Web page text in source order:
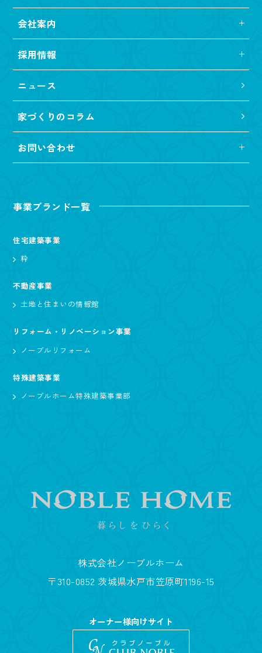
会社案内
採用情報
ニュース
家づくりのコラム
お問い合わせ
事業ブランド一覧
住宅建築事業
粋
不動産事業
土地と住まいの情報館
リフォーム・リノベーション事業
ノーブルリフォーム
特殊建築事業
ノーブルホーム特殊建築事業部
株式会社ノーブルホーム
〒310-0852 茨城県水戸市笠原町1196-15
オーナー様向けサイト